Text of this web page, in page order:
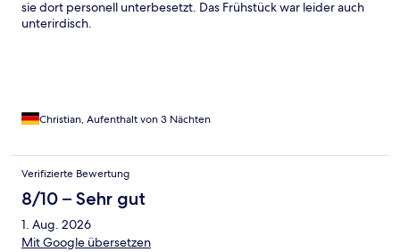
sie dort personell unterbesetzt. Das Frühstück war leider auch
unterirdisch.
Christian, Aufenthalt von 3 Nächten
Verifizierte Bewertung
8/10 – Sehr gut
1. Aug. 2026
Mit Google übersetzen